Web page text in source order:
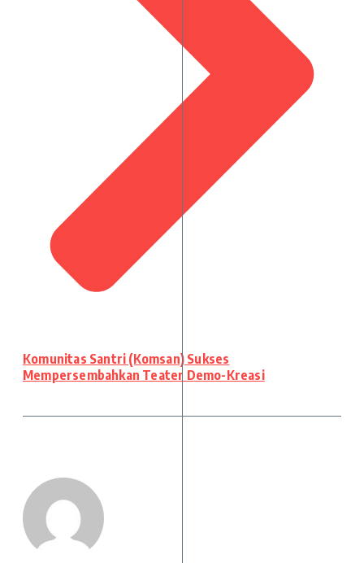
Komunitas Santri (Komsan) Sukses
Mempersembahkan Teater Demo-Kreasi